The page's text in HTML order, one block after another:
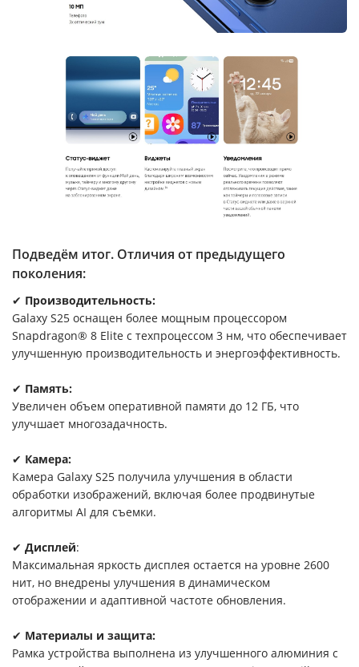
Подведём итог. Отличия от предыдущего
поколения:
✔ Производительность:
Galaxy S25 оснащен более мощным процессором
Snapdragon® 8 Elite с техпроцессом 3 нм, что обеспечивает
улучшенную производительность и энергоэффективность.
✔ Память:
Увеличен объем оперативной памяти до 12 ГБ, что
улучшает многозадачность.
✔ Камера:
Камера Galaxy S25 получила улучшения в области
обработки изображений, включая более продвинутые
алгоритмы AI для съемки.
✔ Дисплей:
Максимальная яркость дисплея остается на уровне 2600
нит, но внедрены улучшения в динамическом
отображении и адаптивной частоте обновления.
✔ Материалы и защита:
Рамка устройства выполнена из улучшенного алюминия с